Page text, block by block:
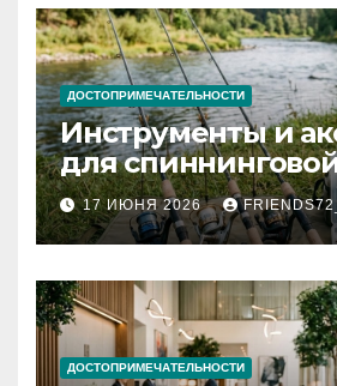
ДОСТОПРИМЕЧАТЕЛЬНОСТИ
Инструменты и
для
рыбалки:
типы
17 ИЮНЯ 2026
ДОСТОПРИМЕЧАТЕЛЬНОСТИ